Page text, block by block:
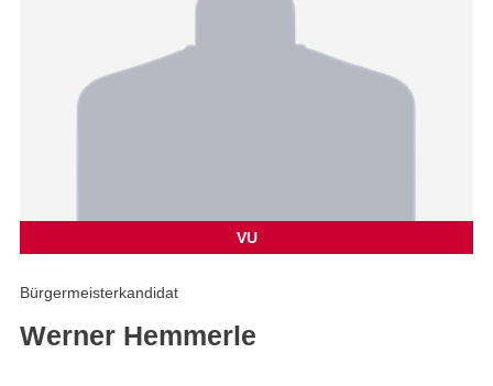
VU
Bürgermeisterkandidat
Werner Hemmerle